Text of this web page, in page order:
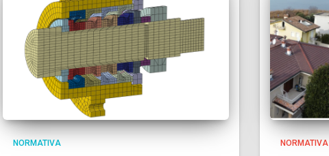
NORMATIVA NORMATIVA